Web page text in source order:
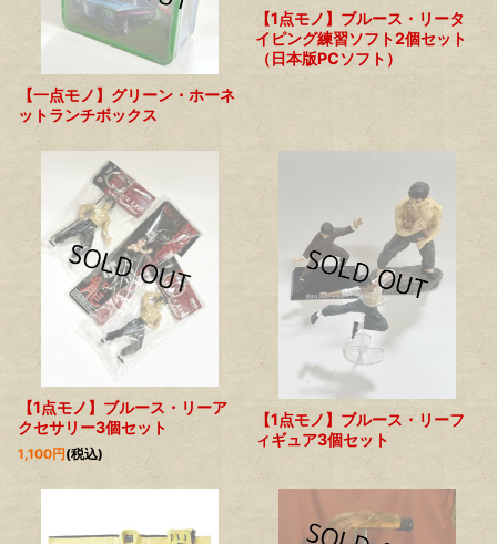
【一点モノ】グリーン・ホーネ
ットランチボックス
【1点モノ】ブルース・リータ
イピング練習ソフト2個セット
（日本版PCソフト）
【1点モノ】ブルース・リーア
クセサリー3個セット
1,100円(税込)
【1点モノ】ブルース・リーフ
ィギュア3個セット